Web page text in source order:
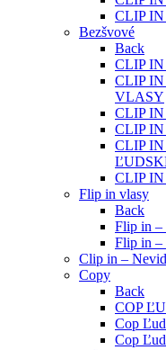
CLIP IN
Bezšvové
Back
CLIP IN
CLIP
VLASY
CLIP IN
CLIP IN
CLIP
CLIP IN
Flip in vlasy
Back
Flip in –
Flip in –
Clip in –
Copy
Back
COP
Cop
Cop